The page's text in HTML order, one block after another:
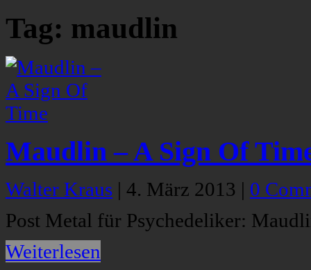
Tag: maudlin
Maudlin – A Sign Of
Walter Kraus | 4. März 2013 | 0
Post Metal für Psychedeliker:
Weiterlesen